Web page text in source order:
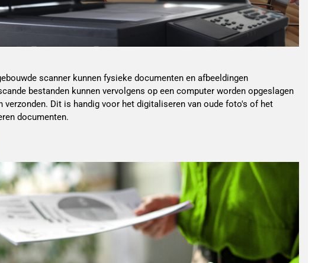
scanner kunnen fysieke documenten en afbeeldingen
bestanden kunnen vervolgens op een computer worden opgeslagen
verzonden. Dit is handig voor het digitaliseren van oude foto's of het
documenten.